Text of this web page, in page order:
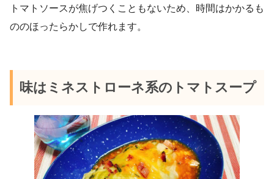
トマトソースが焦げつくこともないため、時間はかかるも
ののほったらかしで作れます。
味はミネストローネ系のトマトスープ